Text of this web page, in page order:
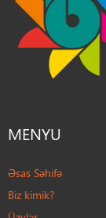
MENYU
Əsas Səhifə
Biz kimik?